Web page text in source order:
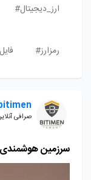
ارز_دیجیتال#
رمزارز#
صرافی
‌سرزمین